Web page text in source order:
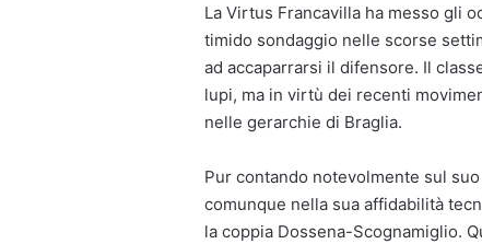
La Virtus Francavilla ha messo gli
timido sondaggio nelle scorse
ad accaparrarsi il difensore. Il
lupi, ma in virtù dei recenti
nelle gerarchie di Braglia.
Pur contando notevolmente sul
comunque nella sua affidabilità
la coppia Dossena-Scognamiglio.